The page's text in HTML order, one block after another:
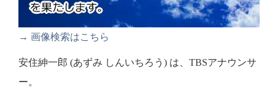
→ 画像検索はこちら
安住紳一郎 (あずみ しんいちろう) は、TBSアナウンサ
ー。